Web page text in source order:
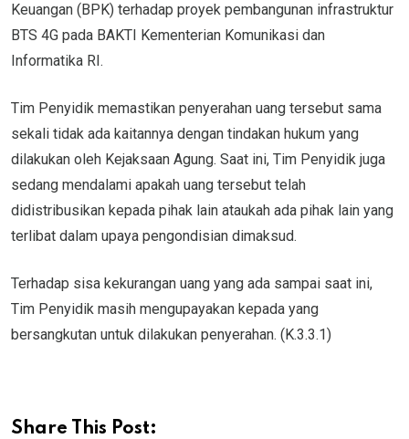
Keuangan (BPK) terhadap proyek pembangunan infrastruktur
BTS 4G pada BAKTI Kementerian Komunikasi dan
Informatika RI.
Tim Penyidik memastikan penyerahan uang tersebut sama
sekali tidak ada kaitannya dengan tindakan hukum yang
dilakukan oleh Kejaksaan Agung. Saat ini, Tim Penyidik juga
sedang mendalami apakah uang tersebut telah
didistribusikan kepada pihak lain ataukah ada pihak lain yang
terlibat dalam upaya pengondisian dimaksud.
Terhadap sisa kekurangan uang yang ada sampai saat ini,
Tim Penyidik masih mengupayakan kepada yang
bersangkutan untuk dilakukan penyerahan. (K.3.3.1)
Share This Post: